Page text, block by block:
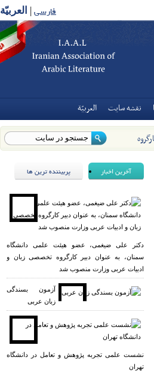
فارسی | العربیّة
نقشه سايت العربيّة
آخرین اخبار پربیننده ترین ها
دکتر علی ضیغمی، عضو هیئت علمی دانشگاه
سمنان، به عنوان دبیر کارگروه تخصصی زبان و
ادبیات عربی وزارت منصوب شد
آزمون بسندگی
زبان عربی
نشست علمی تجربه پژوهش و تعامل در دانشگاه
تهران